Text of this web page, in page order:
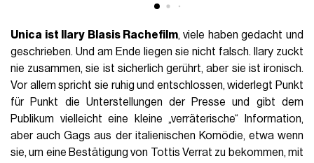
Unica ist Ilary Blasis Rachefilm, viele haben gedacht und
geschrieben. Und am Ende liegen sie nicht falsch. Ilary zuckt
nie zusammen, sie ist sicherlich gerührt, aber sie ist ironisch.
Vor allem spricht sie ruhig und entschlossen, widerlegt Punkt
für Punkt die Unterstellungen der Presse und gibt dem
Publikum vielleicht eine kleine „verräterische“ Information,
aber auch Gags aus der italienischen Komödie, etwa wenn
sie, um eine Bestätigung von Tottis Verrat zu bekommen, mit